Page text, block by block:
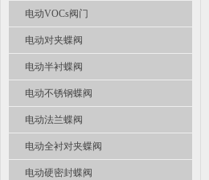
电动VOCs阀门
电动对夹蝶阀
电动半衬蝶阀
电动不锈钢蝶阀
电动法兰蝶阀
电动全衬对夹蝶阀
电动硬密封蝶阀